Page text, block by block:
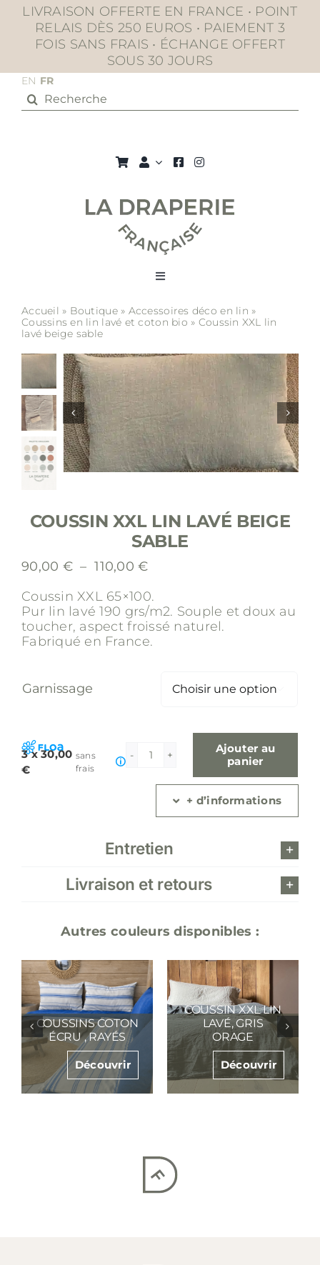
Passer
contenu
LIVRAISON OFFERTE EN FRANCE • POINT
RELAIS DÈS 250 EUROS • PAIEMENT 3
FOIS SANS FRAIS • ÉCHANGE OFFERT
SOUS 30 JOURS
EN FR
Rechercher:
Toggle
La boutique
Soldes
Matières
Entretien
Accueil » Boutique» Accessoires déco en lin »
Coussins en lin lavé et coton bio » Coussin XXL lin
lavé beige sable
COUSSIN XXL LIN LAVÉ BEIGE
SABLE
90,00 € – 110,00€Plage
prix :
90,00 €
à
110,00 €
Coussin XXL 65×100.
Pur lin lavé 190 grs/m2. Souple et doux au
toucher, aspect froissé naturel.
Fabriqué en France.
Garnissage 
3 x 30,00
€
sans
frais
quantité
XXL
lin
beige
Ajouter au
panier
+ d’informations
Entretien
Livraison et retours
Autres couleurs disponibles :
COUSSINS RAYÉS
COTON BIO , DAIM
ARGILE
Découvrir
COUSSIN XXL LIN
LAVÉ
TERRACOTTA
Découvrir